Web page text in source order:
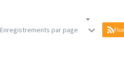
Enregistrements par page